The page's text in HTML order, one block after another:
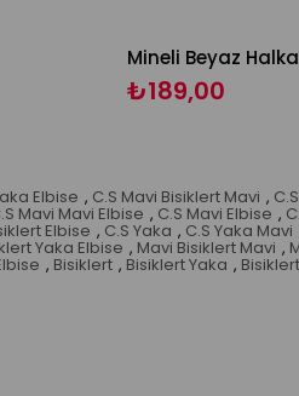
Mineli Beyaz
₺189,00
Elbise , C.S Mavi Bisiklert Mavi ,
Mavi Mavi Elbise , C.S Mavi Elbise ,
Elbise , C.S Yaka , C.S Yaka Mavi
Yaka Elbise , Mavi Bisiklert Mavi ,
, Bisiklert , Bisiklert Yaka ,